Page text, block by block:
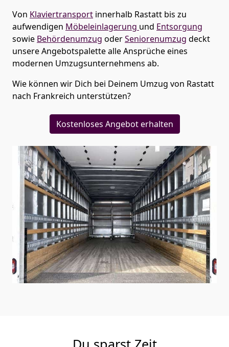
Von Klaviertransport innerhalb Rastatt bis zu
aufwendigen Möbeleinlagerung und Entsorgung
sowie Behördenumzug oderSeniorenumzug deckt
unsere Angebotspalette alle Ansprüche eines
modernen Umzugsunternehmens ab.
Wie können wir Dich bei Deinem Umzug von Rastatt
nach Frankreich unterstützen?
Kostenloses Angebot erhalten